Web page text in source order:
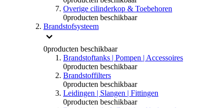
Overige cilinderkop & Toebehoren
0producten beschikbaar
Brandstofsysteem
0producten beschikbaar
Brandstoftanks | Pompen | Accessoires
0producten beschikbaar
Brandstoffilters
0producten beschikbaar
Leidingen | Slangen | Fittingen
0producten beschikbaar